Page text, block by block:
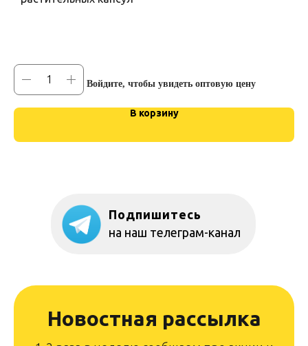
Войдите, чтобы увидеть оптовую цену
В корзину
Подпишитесь
на наш телеграм-канал
Новостная рассылка